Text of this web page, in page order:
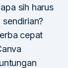
sih harus
cepat